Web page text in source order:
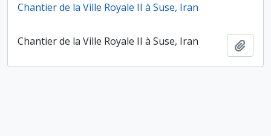
Chantier de la Ville Royale II à Suse, Iran
Chantier de la Ville Royale II à Suse, Iran